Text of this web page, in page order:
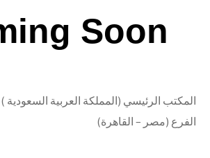
Soon
المكتب الرئيسي (المملكة العربية السعودية )
الفرع (مصر – القاهرة)